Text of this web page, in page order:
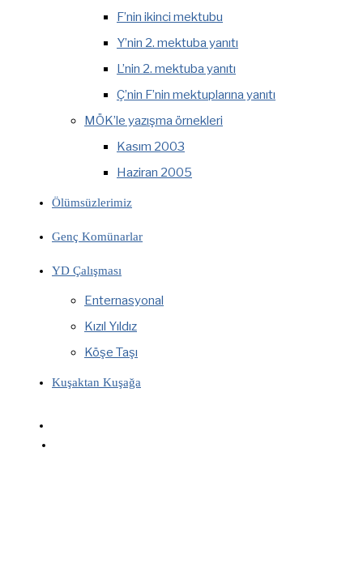
F’nin ikinci mektubu
Y’nin 2. mektuba yanıtı
L’nin 2. mektuba yanıtı
Ç’nin F’nin mektuplarına yanıtı
MÖK’le yazışma örnekleri
Kasım 2003
Haziran 2005
Ölümsüzlerimiz
Genç Komünarlar
YD Çalışması
Enternasyonal
Kızıl Yıldız
Köşe Taşı
Kuşaktan Kuşağa